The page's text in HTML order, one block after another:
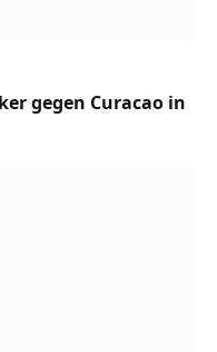
gegen Curacao in